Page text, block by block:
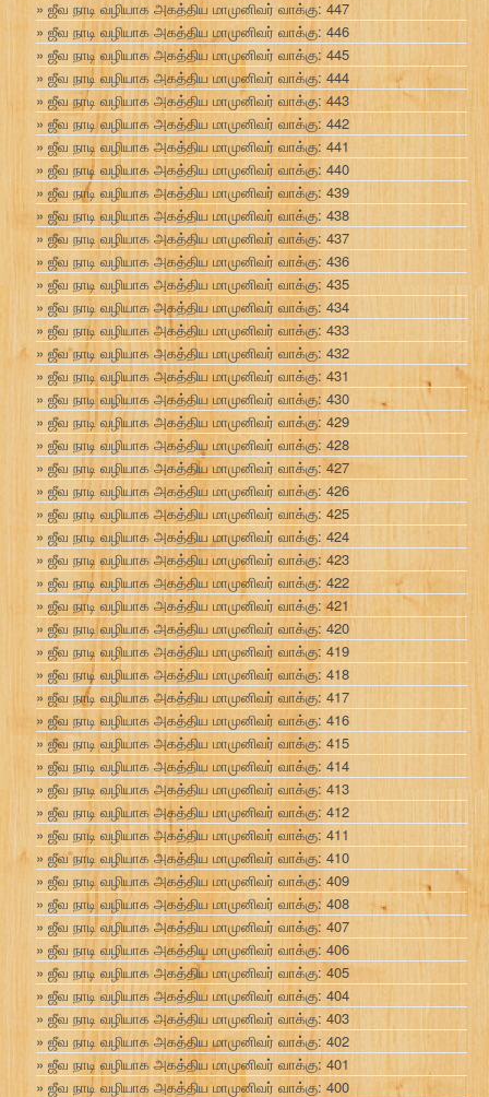
ஜீவ நாடி வழியாக அகத்திய மாமுனிவர் வாக்கு: 447
ஜீவ நாடி வழியாக அகத்திய மாமுனிவர் வாக்கு: 446
ஜீவ நாடி வழியாக அகத்திய மாமுனிவர் வாக்கு: 445
ஜீவ நாடி வழியாக அகத்திய மாமுனிவர் வாக்கு: 444
ஜீவ நாடி வழியாக அகத்திய மாமுனிவர் வாக்கு: 443
ஜீவ நாடி வழியாக அகத்திய மாமுனிவர் வாக்கு: 442
ஜீவ நாடி வழியாக அகத்திய மாமுனிவர் வாக்கு: 441
ஜீவ நாடி வழியாக அகத்திய மாமுனிவர் வாக்கு: 440
ஜீவ நாடி வழியாக அகத்திய மாமுனிவர் வாக்கு: 439
ஜீவ நாடி வழியாக அகத்திய மாமுனிவர் வாக்கு: 438
ஜீவ நாடி வழியாக அகத்திய மாமுனிவர் வாக்கு: 437
ஜீவ நாடி வழியாக அகத்திய மாமுனிவர் வாக்கு: 436
ஜீவ நாடி வழியாக அகத்திய மாமுனிவர் வாக்கு: 435
ஜீவ நாடி வழியாக அகத்திய மாமுனிவர் வாக்கு: 434
ஜீவ நாடி வழியாக அகத்திய மாமுனிவர் வாக்கு: 433
ஜீவ நாடி வழியாக அகத்திய மாமுனிவர் வாக்கு: 432
ஜீவ நாடி வழியாக அகத்திய மாமுனிவர் வாக்கு: 431
ஜீவ நாடி வழியாக அகத்திய மாமுனிவர் வாக்கு: 430
ஜீவ நாடி வழியாக அகத்திய மாமுனிவர் வாக்கு: 429
ஜீவ நாடி வழியாக அகத்திய மாமுனிவர் வாக்கு: 428
ஜீவ நாடி வழியாக அகத்திய மாமுனிவர் வாக்கு: 427
ஜீவ நாடி வழியாக அகத்திய மாமுனிவர் வாக்கு: 426
ஜீவ நாடி வழியாக அகத்திய மாமுனிவர் வாக்கு: 425
ஜீவ நாடி வழியாக அகத்திய மாமுனிவர் வாக்கு: 424
ஜீவ நாடி வழியாக அகத்திய மாமுனிவர் வாக்கு: 423
ஜீவ நாடி வழியாக அகத்திய மாமுனிவர் வாக்கு: 422
ஜீவ நாடி வழியாக அகத்திய மாமுனிவர் வாக்கு: 421
ஜீவ நாடி வழியாக அகத்திய மாமுனிவர் வாக்கு: 420
ஜீவ நாடி வழியாக அகத்திய மாமுனிவர் வாக்கு: 419
ஜீவ நாடி வழியாக அகத்திய மாமுனிவர் வாக்கு: 418
ஜீவ நாடி வழியாக அகத்திய மாமுனிவர் வாக்கு: 417
ஜீவ நாடி வழியாக அகத்திய மாமுனிவர் வாக்கு: 416
ஜீவ நாடி வழியாக அகத்திய மாமுனிவர் வாக்கு: 415
ஜீவ நாடி வழியாக அகத்திய மாமுனிவர் வாக்கு: 414
ஜீவ நாடி வழியாக அகத்திய மாமுனிவர் வாக்கு: 413
ஜீவ நாடி வழியாக அகத்திய மாமுனிவர் வாக்கு: 412
ஜீவ நாடி வழியாக அகத்திய மாமுனிவர் வாக்கு: 411
ஜீவ நாடி வழியாக அகத்திய மாமுனிவர் வாக்கு: 410
ஜீவ நாடி வழியாக அகத்திய மாமுனிவர் வாக்கு: 409
ஜீவ நாடி வழியாக அகத்திய மாமுனிவர் வாக்கு: 408
ஜீவ நாடி வழியாக அகத்திய மாமுனிவர் வாக்கு: 407
ஜீவ நாடி வழியாக அகத்திய மாமுனிவர் வாக்கு: 406
ஜீவ நாடி வழியாக அகத்திய மாமுனிவர் வாக்கு: 405
ஜீவ நாடி வழியாக அகத்திய மாமுனிவர் வாக்கு: 404
ஜீவ நாடி வழியாக அகத்திய மாமுனிவர் வாக்கு: 403
ஜீவ நாடி வழியாக அகத்திய மாமுனிவர் வாக்கு: 402
ஜீவ நாடி வழியாக அகத்திய மாமுனிவர் வாக்கு: 401
ஜீவ நாடி வழியாக அகத்திய மாமுனிவர் வாக்கு: 400